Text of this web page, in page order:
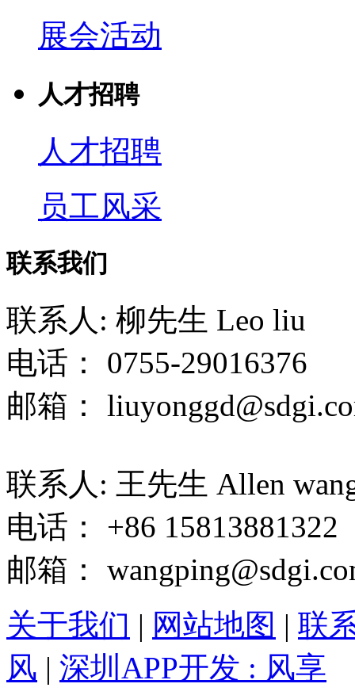
展会活动
人才招聘
人才招聘
员工风采
联系我们
联系人: 柳先生 Leo liu
电话： 0755-29016376
邮箱：
联系人: 王先生 Allen
电话： +86 15813881322
邮箱：
关于我们 | 网站地图 | 联
风 | 深圳APP开发 : 风享